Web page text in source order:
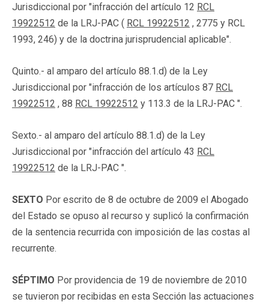
Jurisdiccional por "infracción del artículo 12 RCL
19922512 de la LRJ-PAC ( RCL 19922512 , 2775 y RCL
1993, 246) y de la doctrina jurisprudencial aplicable".
Quinto.- al amparo del artículo 88.1.d) de la Ley
Jurisdiccional por "infracción de los artículos 87 RCL
19922512 , 88 RCL 19922512 y 113.3 de la LRJ-PAC ".
Sexto.- al amparo del artículo 88.1.d) de la Ley
Jurisdiccional por "infracción del artículo 43 RCL
19922512 de la LRJ-PAC ".
SEXTO Por escrito de 8 de octubre de 2009 el Abogado
del Estado se opuso al recurso y suplicó la confirmación
de la sentencia recurrida con imposición de las costas al
recurrente.
SÉPTIMO Por providencia de 19 de noviembre de 2010
se tuvieron por recibidas en esta Sección las actuaciones